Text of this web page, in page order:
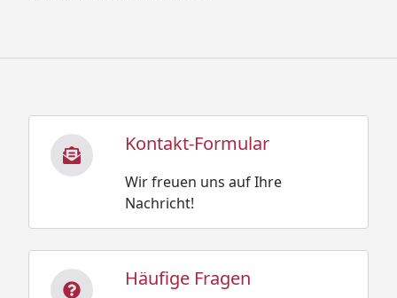
Kontakt-Formular
Wir freuen uns auf Ihre
Nachricht!
Häufige Fragen